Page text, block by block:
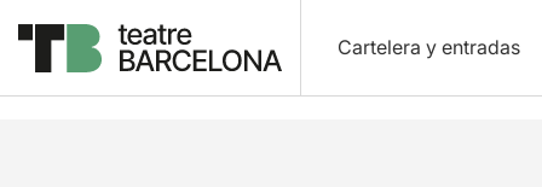
Cartelera y entradas